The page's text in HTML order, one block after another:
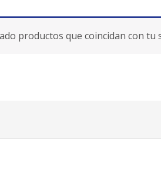
productos que coincidan con tu